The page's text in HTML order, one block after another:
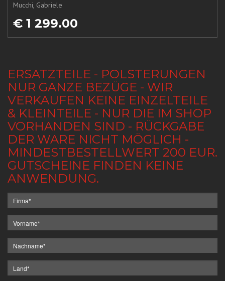
Mucchi, Gabriele
€ 1 299.00
ERSATZTEILE - POLSTERUNGEN
NUR GANZE BEZÜGE - WIR
VERKAUFEN KEINE EINZELTEILE
& KLEINTEILE - NUR DIE IM SHOP
VORHANDEN SIND - RÜCKGABE
DER WARE NICHT MÖGLICH -
MINDESTBESTELLWERT 200 EUR.
GUTSCHEINE FINDEN KEINE
ANWENDUNG.